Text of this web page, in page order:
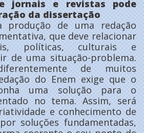
jornais e revistas pode
da dissertação
produção de uma redação
que deve relacionar
políticas, culturais e
de uma situação-problema.
de muitos
do Enem exige que o
uma solução para o
no tema. Assim, será
e conhecimento de
soluções fundamentadas,